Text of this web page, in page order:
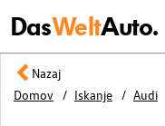
DasWeltAuto.
Nazaj
Domov
Iskanje Audi